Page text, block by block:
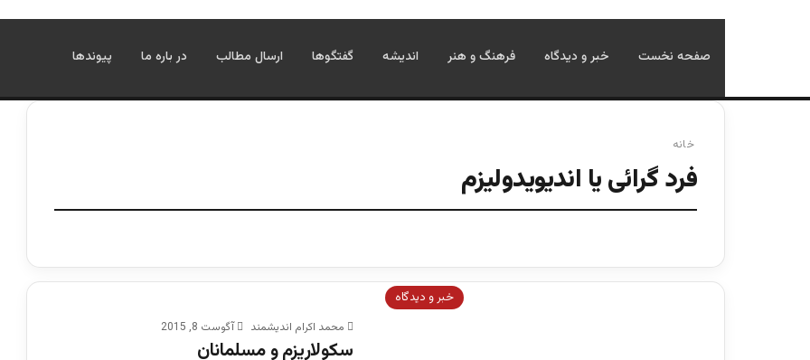
صفحه نخست خبر و دیدگاه فرهنگ و هنر اندیشه گفتگوها ارسال مطالب در باره ما پیوندها
خانه
فرد گرائی یا اندیویدولیزم
خبر و دیدگاه
محمد اکرام اندیشمند آگوست 8, 2015
سکولاریزم و مسلمانان